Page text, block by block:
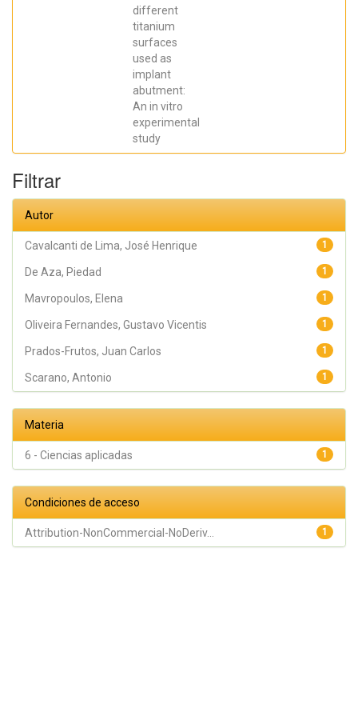
different
titanium
surfaces
used as
implant
abutment:
An in vitro
experimental
study
Filtrar
Autor
1
Cavalcanti de Lima, José Henrique
1
De Aza, Piedad
1
Mavropoulos, Elena
1
Oliveira Fernandes, Gustavo Vicentis
1
Prados-Frutos, Juan Carlos
1
Scarano, Antonio
Materia
1
6 - Ciencias aplicadas
Condiciones de acceso
1
Attribution-NonCommercial-NoDeriv...